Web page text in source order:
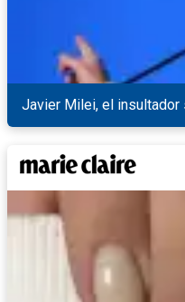
Javier Milei, el insultador